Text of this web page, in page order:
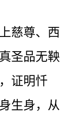
慈尊、西
圣品无鞅
证明忏
生身，从